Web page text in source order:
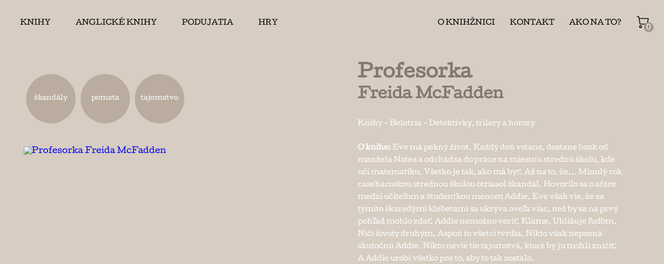
KNIHY ANGLICKÉ KNIHY PODUJATIA HRY O KNIHŽNICI KONTAKT AKO NA TO?
0
škandály pomsta tajomstvo
Profesorka
Freida McFadden
Knihy - Beletria - Detektívky, trilery a horory
O knihe: Eve má pekný život. Každý deň vstane, dostane bozk od
manžela Natea a odchádza do práce na miestnu strednú školu, kde
učí matematiku. Všetko je tak, ako má byť. Až na to, že... Minulý rok
casehamskou strednou školou otriasol škandál. Hovorilo sa o afére
medzi učiteľom a študentkou menom Addie. Eve však vie, že za
týmito škaredými klebetami sa ukrýva oveľa viac, než by sa na prvý
pohľad mohlo zdať. Addie nemožno veriť. Klame. Ubližuje ľuďom.
Ničí životy druhým. Aspoň to všetci tvrdia. Nikto však nepozná
skutočnú Addie. Nikto nevie tie tajomstvá, ktoré by ju mohli zničiť.
A Addie urobí všetko pre to, aby to tak zostalo.